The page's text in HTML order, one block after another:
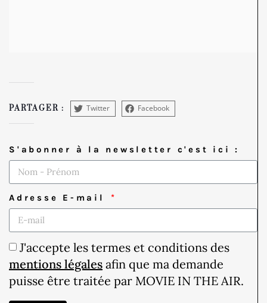
PARTAGER : Twitter Facebook
S'abonner à la newsletter c'est ici :
Adresse E-mail
J'accepte les termes et conditions des
mentions légales afin que ma demande
puisse être traitée par MOVIE IN THE AIR.